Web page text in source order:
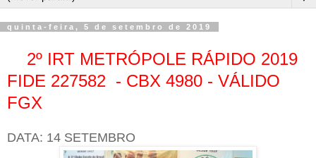
quinta-feira, 5 de setembro de 2019
2º IRT METRÓPOLE RÁPIDO 2019
FIDE 227582 - CBX 4980 - VÁLIDO
FGX
DATA: 14 SETEMBRO